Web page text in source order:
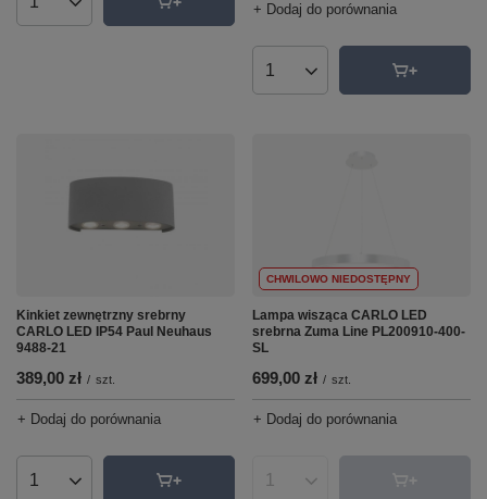
Ilość produktów + Dodaj do porównania
Ilość produktów
Kinkiet zewnętrzny srebrny
CARLO LED IP54 Paul Neuhaus
9488-21
389,00 zł / szt.
+ Dodaj do porównania
Ilość produktów
CHWILOWO NIEDOSTĘPNY
Lampa wisząca CARLO LED
srebrna Zuma Line PL200910-400-
SL
699,00 zł / szt.
+ Dodaj do porównania
Ilość produktów